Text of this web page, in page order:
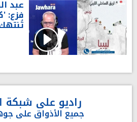
عبد
فزع:
راديو على شبكة
جميع الأذواق على